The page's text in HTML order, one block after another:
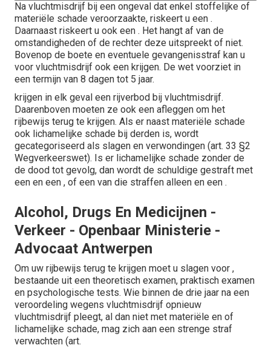
Na vluchtmisdrijf bij een ongeval dat enkel stoffelijke of
materiële schade veroorzaakte, riskeert u een .
Daarnaast riskeert u ook een . Het hangt af van de
omstandigheden of de rechter deze uitspreekt of niet.
Bovenop de boete en eventuele gevangenisstraf kan u
voor vluchtmisdrijf ook een krijgen. De wet voorziet in
een termijn van 8 dagen tot 5 jaar.
krijgen in elk geval een rijverbod bij vluchtmisdrijf.
Daarenboven moeten ze ook een afleggen om het
rijbewijs terug te krijgen. Als er naast materiële schade
ook lichamelijke schade bij derden is, wordt
gecategoriseerd als slagen en verwondingen (art. 33 §2
Wegverkeerswet). Is er lichamelijke schade zonder de
de dood tot gevolg, dan wordt de schuldige gestraft met
een en een , of een van die straffen alleen en een .
Alcohol, Drugs En Medicijnen -
Verkeer - Openbaar Ministerie -
Advocaat Antwerpen
Om uw rijbewijs terug te krijgen moet u slagen voor ,
bestaande uit een theoretisch examen, praktisch examen
en psychologische tests. Wie binnen de drie jaar na een
veroordeling wegens vluchtmisdrijf opnieuw
vluchtmisdrijf pleegt, al dan niet met materiële en of
lichamelijke schade, mag zich aan een strenge straf
verwachten (art.